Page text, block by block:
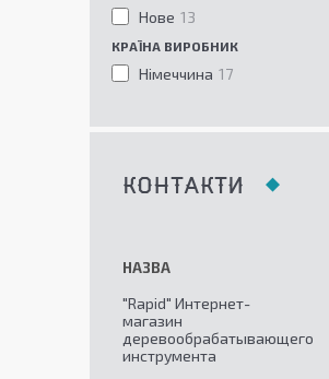
Нове 13
КРАЇНА ВИРОБНИК
Німеччина 17
КОНТАКТИ
"Rapid" Интернет-
магазин
деревообрабатывающего
инструмента